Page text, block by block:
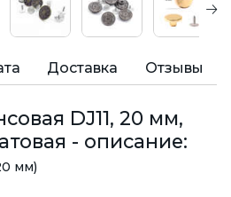
Доставка Отзывы
DJ11, 20 мм,
- описание:
мм)